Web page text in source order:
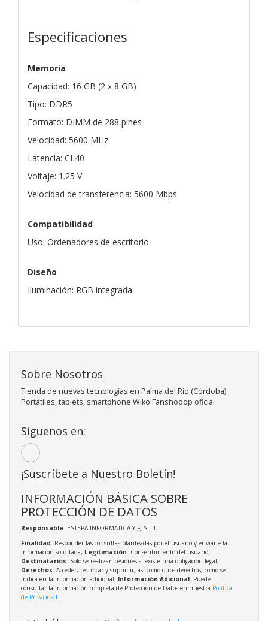
Especificaciones
Memoria
Capacidad: 16 GB (2 x 8 GB)
Tipo: DDR5
Formato: DIMM de 288 pines
Velocidad: 5600 MHz
Latencia: CL40
Voltaje: 1.25 V
Velocidad de transferencia: 5600 Mbps
Compatibilidad
Uso: Ordenadores de escritorio
Diseño
Iluminación: RGB integrada
Sobre Nosotros
Tienda de nuevas tecnologías en Palma del Río (Córdoba)
Portátiles, tablets, smartphone Wiko Fanshooop oficial
Síguenos en:
¡Suscríbete a Nuestro Boletín!
INFORMACIÓN BÁSICA SOBRE
PROTECCIÓN DE DATOS
Responsable: ESTEPA INFORMATICA Y F, S.L.L.
Finalidad: Responder las consultas planteadas por el usuario y enviarle la
información solicitada; Legitimación: Consentimiento del usuario;
Destinatarios: Solo se realizan cesiones si existe una obligación legal;
Derechos: Acceder, rectificar y suprimir, así como otros derechos, como se
indica en la información adicional; Información Adicional: Puede
consultar la información completa de Protección de Datos en nuestra Política
de Privacidad